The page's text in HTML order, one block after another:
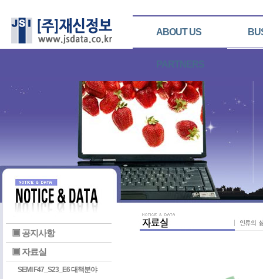
ABOUT US
PARTNERS
▣ 공지사항
▣ 자료실
SEMI F47_S23_E6 대책분야